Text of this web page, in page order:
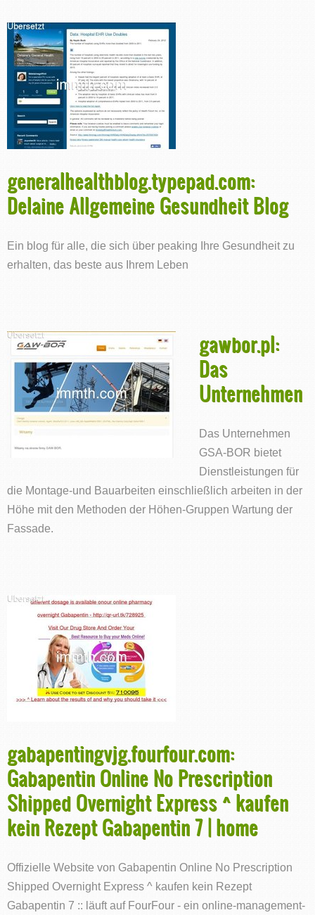
generalhealthblog.typepad.com:
Delaine Allgemeine Gesundheit Blog
Ein blog für alle, die sich über peaking Ihre Gesundheit zu
erhalten, das beste aus Ihrem Leben
gawbor.pl:
Das
Unternehmen
Das Unternehmen
GSA-BOR bietet
Dienstleistungen für
die Montage-und Bauarbeiten einschließlich arbeiten in der
Höhe mit den Methoden der Höhen-Gruppen Wartung der
Fassade.
gabapentingvjg.fourfour.com:
Gabapentin Online No Prescription
Shipped Overnight Express ^ kaufen
kein Rezept Gabapentin 7 | home
Offizielle Website von Gabapentin Online No Prescription
Shipped Overnight Express ^ kaufen kein Rezept
Gabapentin 7 :: läuft auf FourFour - ein online-management-